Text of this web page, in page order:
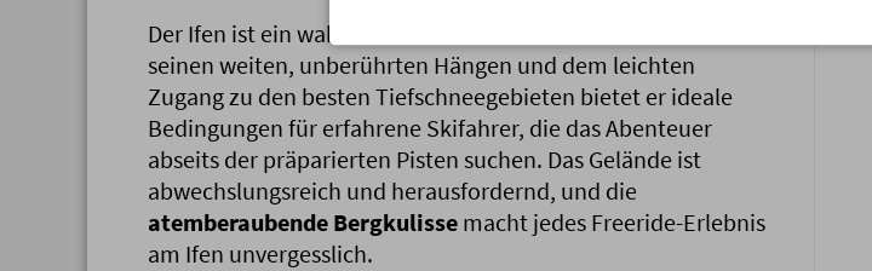
Der Ifen ist ein wahres
seinen weiten, unberührten Hängen und dem leichten
Zugang zu den besten Tiefschneegebieten bietet er ideale
Bedingungen für erfahrene Skifahrer, die das Abenteuer
abseits der präparierten Pisten suchen. Das Gelände ist
abwechslungsreich und herausfordernd, und die
atemberaubende Bergkulisse macht jedes Freeride-Erlebnis
am Ifen unvergesslich.